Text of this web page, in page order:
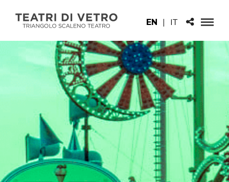
EN | IT